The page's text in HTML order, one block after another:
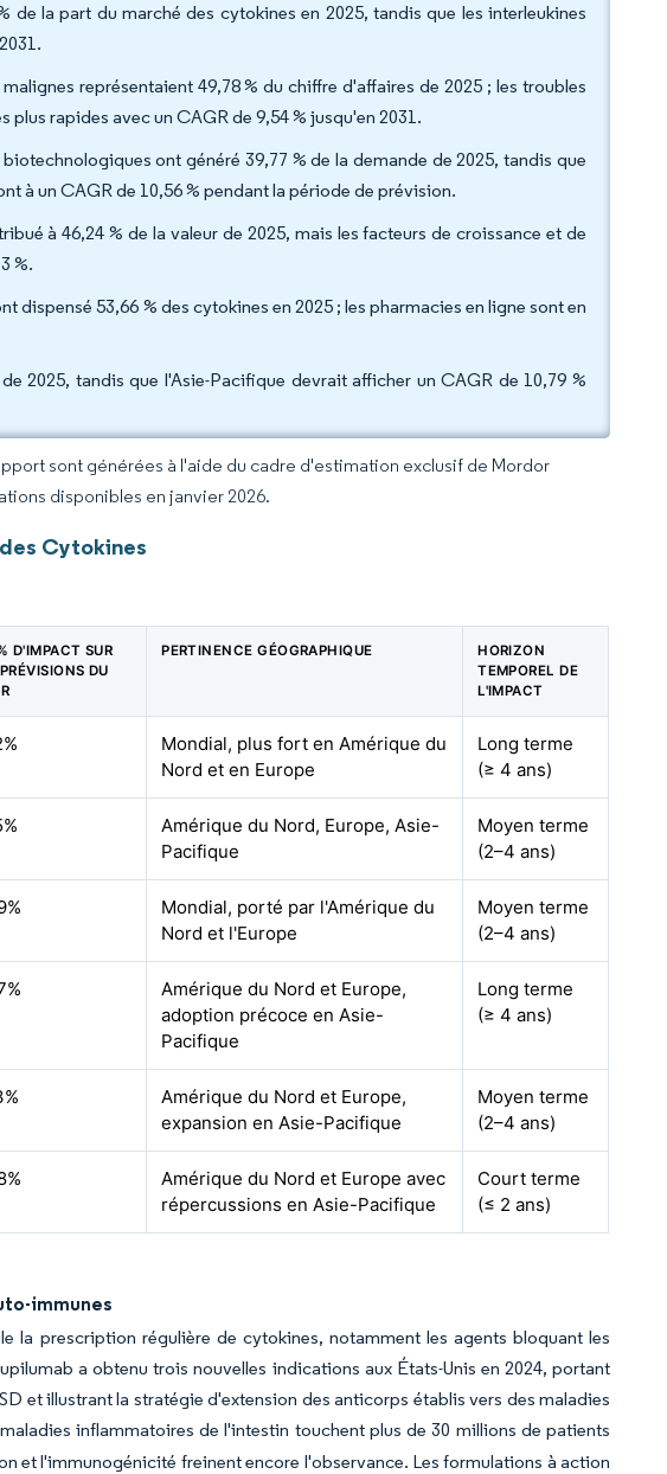
la part du marché des cytokines en 2025, tandis que les interleukines
représentaient 49,78 % du chiffre d'affaires de 2025 ; les troubles
rapides avec un CAGR de 9,54 % jusqu'en 2031.
ont généré 39,77 % de la demande de 2025, tandis que
à un CAGR de 10,56 % pendant la période de prévision.
à 46,24 % de la valeur de 2025, mais les facteurs de croissance et de
%.
dispensé 53,66 % des cytokines en 2025 ; les pharmacies en ligne sont en
2025, tandis que l'Asie-Pacifique devrait afficher un CAGR de 10,79 %
sont générées à l'aide du cadre d'estimation exclusif de Mordor
disponibles en janvier 2026.
Cytokines
D'IMPACT SUR
DU
PERTINENCE GÉOGRAPHIQUE
HORIZON
TEMPOREL DE
L'IMPACT
Mondial, plus fort en Amérique du
Nord et en Europe
Long terme
(≥ 4 ans)
Amérique du Nord, Europe, Asie-
Pacifique
Moyen terme
(2–4 ans)
Mondial, porté par l'Amérique du
Nord et l'Europe
Moyen terme
(2–4 ans)
Amérique du Nord et Europe,
adoption précoce en Asie-
Pacifique
Long terme
(≥ 4 ans)
Amérique du Nord et Europe,
expansion en Asie-Pacifique
Moyen terme
(2–4 ans)
Amérique du Nord et Europe avec
répercussions en Asie-Pacifique
Court terme
(≤ 2 ans)
immunes
la prescription régulière de cytokines, notamment les agents bloquant les
a obtenu trois nouvelles indications aux États-Unis en 2024, portant
et illustrant la stratégie d'extension des anticorps établis vers des maladies
inflammatoires de l'intestin touchent plus de 30 millions de patients
et l'immunogénicité freinent encore l'observance. Les formulations à action